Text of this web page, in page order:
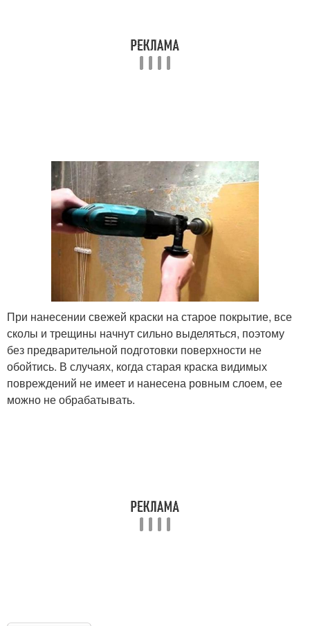
При нанесении свежей краски на старое покрытие, все
сколы и трещины начнут сильно выделяться, поэтому
без предварительной подготовки поверхности не
обойтись. В случаях, когда старая краска видимых
повреждений не имеет и нанесена ровным слоем, ее
можно не обрабатывать.